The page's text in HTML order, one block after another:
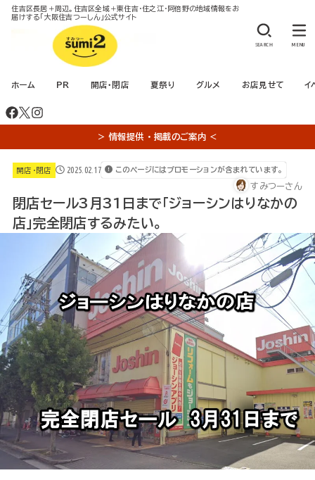
住吉区長居＋周辺。住吉区全域＋東住吉・住之江・阿倍野の地域情報をお
届けする「大阪住吉つーしん」公式サイト
ホーム PR 開店・閉店 夏祭り グルメ お店見せて イ
SEARCH MENU
＞ 情報提供 ・ 掲載のご案内 ＜
開店・閉店 2025.02.17 このページにはプロモーションが含まれています。
すみつーさん
閉店セール3月31日まで「ジョーシンはりなかの
店」完全閉店するみたい。